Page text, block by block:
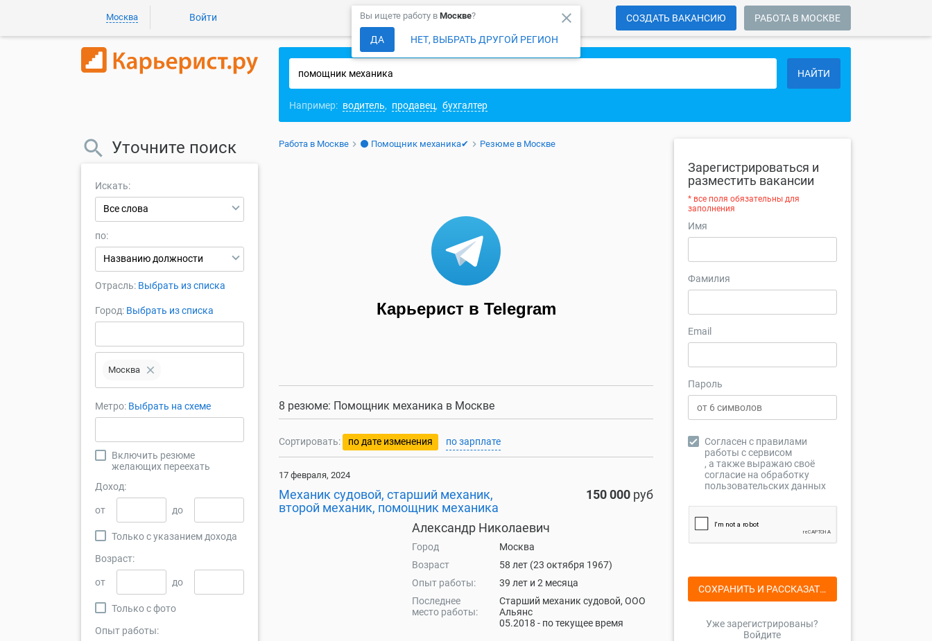
Москва Войти СОЗДАТЬ ВАКАНСИЮ РАБОТА В МОСКВЕ
close
Вы ищете работу в Москве?
ДА НЕТ, ВЫБРАТЬ ДРУГОЙ РЕГИОН
НАЙТИ
Например: водитель, продавец, бухгалтер
Работа в Москве ⚫ Помощник механика✔ Резюме в Москве
Карьерист в Telegram
8 резюме: Помощник механика в Москве
Сортировать: по дате изменения по зарплате
17 февраля, 2024
Механик судовой, старший механик,
второй механик, помощник механика
150 000руб
Александр Николаевич
Город
Москва
Возраст
58 лет (23 октября 1967)
Опыт работы:
39 лет и 2 месяца
Последнее
место работы:
Старший механик судовой, ООО
Альянс
05.2018 - по текущее время
Зарегистрироваться и
разместить вакансии
* все поля обязательны для
заполнения
Имя
Фамилия
Email
Пароль
Согласен с правилами
работы с сервисом
, а также выражаю своё
согласие на обработку
пользовательских данных
СОХРАНИТЬ И РАССКАЗАТЬ О КОМПАНИИ
Уже зарегистрированы?
Войдите
Уточните поиск
Искать:
Все слова
по:
Названию должности
Отрасль: Выбрать из списка
Город: Выбрать из списка
Москва close
Метро: Выбрать на схеме
Включить резюме
желающих переехать
Доход:
от до
Только с указанием дохода
Возраст:
от до
Только с фото
Опыт работы: